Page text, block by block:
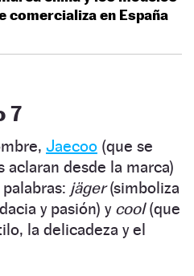
comercializa en España
7
Jaecoo (que se
aclaran desde la marca)
jäger(simboliza
y pasión) y cool(que
la delicadeza y el